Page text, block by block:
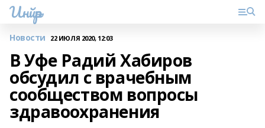
Инйәр
Новости 22 ИЮЛЯ 2020, 12:03
В Уфе Радий Хабиров
обсудил с врачебным
сообществом вопросы
здравоохранения